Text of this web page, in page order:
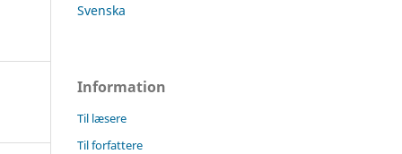
Svenska
Information
Til læsere
Til forfattere